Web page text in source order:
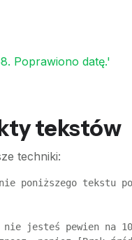
Poprawiono datę.'
tekstów
techniki:
poniższego
pewien na